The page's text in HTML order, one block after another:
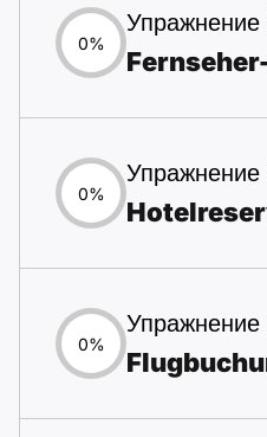
0%
Упражнение
0%
Упражнение
0%
Упражнение